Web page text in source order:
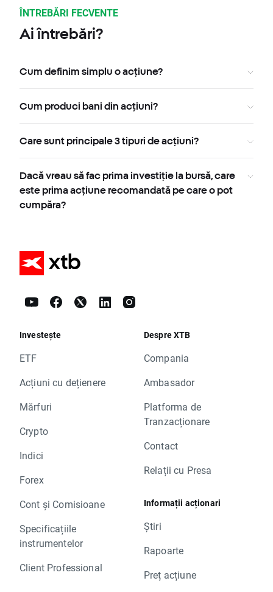
ÎNTREBĂRI FECVENTE
Ai întrebări?
Cum definim simplu o acțiune?
Cum produci bani din acțiuni?
Care sunt principale 3 tipuri de acțiuni?
Dacă vreau să fac prima investiție la bursă, care
este prima acțiune recomandată pe care o pot
cumpăra?
Investește
ETF
Acțiuni cu dețienere
Mărfuri
Crypto
Indici
Forex
Cont și Comisioane
Specificațiile
instrumentelor
Client Professional
Despre XTB
Compania
Ambasador
Platforma de
Tranzacționare
Contact
Relații cu Presa
Informații acționari
Știri
Rapoarte
Preț acțiune